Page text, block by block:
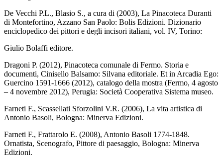
De Vecchi P.L., Blasio S., a cura di (2003), La Pinacoteca Duranti
di Montefortino, Azzano San Paolo: Bolis Edizioni. Dizionario
enciclopedico dei pittori e degli incisori italiani, vol. IV, Torino:
Giulio Bolaffi editore.
Dragoni P. (2012), Pinacoteca comunale di Fermo. Storia e
documenti, Cinisello Balsamo: Silvana editoriale. Et in Arcadia Ego:
Guercino 1591-1666 (2012), catalogo della mostra (Fermo, 4 agosto
– 4 novembre 2012), Perugia: Società Cooperativa Sistema museo.
Farneti F., Scassellati Sforzolini V.R. (2006), La vita artistica di
Antonio Basoli, Bologna: Minerva Edizioni.
Farneti F., Frattarolo E. (2008), Antonio Basoli 1774-1848.
Ornatista, Scenografo, Pittore di paesaggio, Bologna: Minerva
Edizioni.